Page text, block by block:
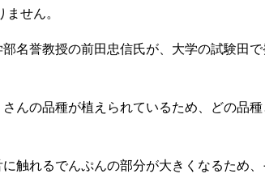
せん。
名誉教授の前田忠信氏が、大学の試験田
んの品種が植えられているため、どの品
触れるでんぷんの部分が大きくなるため